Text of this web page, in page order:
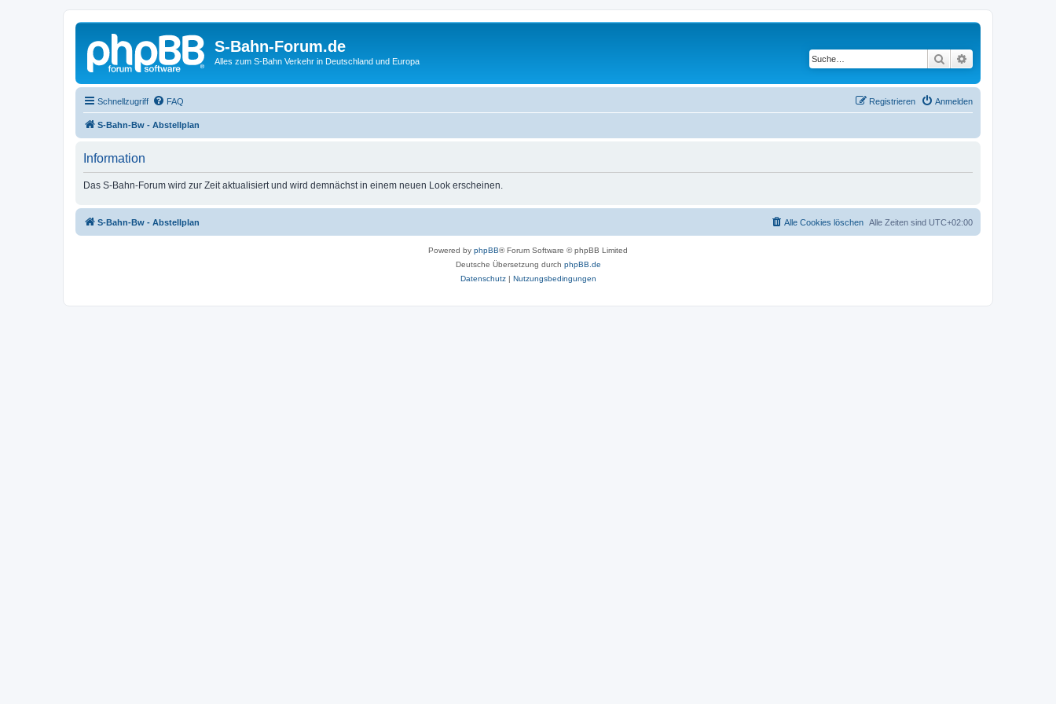
S-Bahn-Forum.de
Alles zum S-Bahn Verkehr in Deutschland und Europa Suche
Schnellzugriff FAQ Anmelden
Registrieren
S-Bahn-Bw - Abstellplan
Information
Das S-Bahn-Forum wird zur Zeit aktualisiert und wird demnächst in einem neuen Look erscheinen.
S-Bahn-Bw - Abstellplan Alle Zeiten sind UTC+02:00
Alle Cookies löschen
Powered by phpBB® Forum Software © phpBB Limited
Deutsche Übersetzung durch phpBB.de
Datenschutz| Nutzungsbedingungen